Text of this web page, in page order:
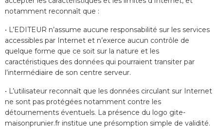
notamment reconnaît que :
• L’EDITEUR n’assume aucune responsabilité sur les services
accessibles par Internet et n’exerce aucun contrôle de
quelque forme que ce soit sur la nature et les
caractéristiques des données qui pourraient transiter par
l’intermédiaire de son centre serveur.
• L’utilisateur reconnaît que les données circulant sur Internet
ne sont pas protégées notamment contre les
détournements éventuels. La présence du logo gite-
maisonprunier.fr institue une présomption simple de validité.